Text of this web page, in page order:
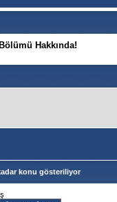
Hakkında!
konu gösteriliyor